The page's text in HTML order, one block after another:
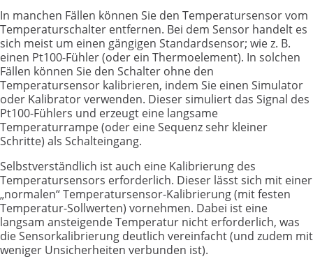
In manchen Fällen können Sie den Temperatursensor vom
Temperaturschalter entfernen. Bei dem Sensor handelt es
sich meist um einen gängigen Standardsensor; wie z. B.
einen Pt100-Fühler (oder ein Thermoelement). In solchen
Fällen können Sie den Schalter ohne den
Temperatursensor kalibrieren, indem Sie einen Simulator
oder Kalibrator verwenden. Dieser simuliert das Signal des
Pt100-Fühlers und erzeugt eine langsame
Temperaturrampe (oder eine Sequenz sehr kleiner
Schritte) als Schalteingang.
Selbstverständlich ist auch eine Kalibrierung des
Temperatursensors erforderlich. Dieser lässt sich mit einer
„normalen“ Temperatursensor-Kalibrierung (mit festen
Temperatur-Sollwerten) vornehmen. Dabei ist eine
langsam ansteigende Temperatur nicht erforderlich, was
die Sensorkalibrierung deutlich vereinfacht (und zudem mit
weniger Unsicherheiten verbunden ist).